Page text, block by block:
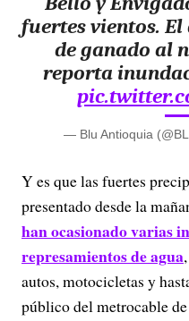
fuertes vientos.
de ganado al
reporta
— Blu Antioquia
Y es que las fuertes
presentado desde la
han ocasionado varias
represamientos de agua
autos, motocicletas y
público del metrocable